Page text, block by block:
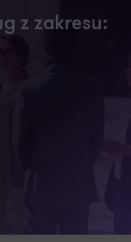
z zakresu: